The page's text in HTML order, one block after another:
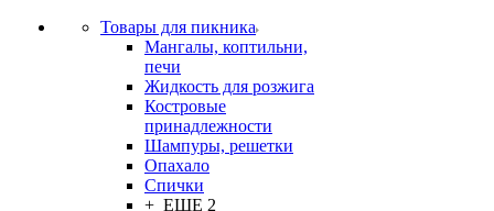
Товары для пикника
Мангалы, коптильни,
печи
Жидкость для розжига
Костровые
принадлежности
Шампуры, решетки
Опахало
Спички
+ ЕЩЕ 2